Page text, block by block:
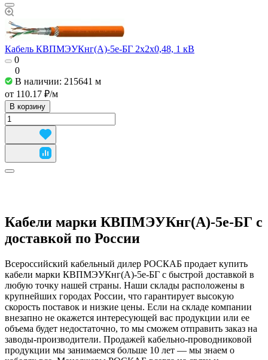
Кабель КВПМЭУКнг(А)-5е-БГ 2x2x0,48, 1 кВ
0
0
В наличии: 215641 м
от 110.17 ₽/м
В корзину
Кабели марки КВПМЭУКнг(А)-5е-БГ с
доставкой по России
Всероссийский кабельный дилер РОСКАБ продает купить
кабели марки КВПМЭУКнг(А)-5е-БГ с быстрой доставкой в
любую точку нашей страны. Наши склады расположены в
крупнейших городах России, что гарантирует высокую
скорость поставок и низкие цены. Если на складе компании
внезапно не окажется интересующей вас продукции или ее
объема будет недостаточно, то мы сможем отправить заказ на
заводы-производители. Продажей кабельно-проводниковой
продукции мы занимаемся больше 10 лет — мы знаем о